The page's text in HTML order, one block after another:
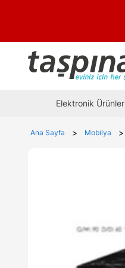
Elektronik Ürünler
Ana Sayfa > Mobilya >